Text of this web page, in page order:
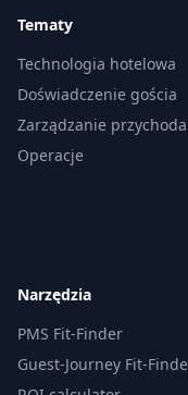
Tematy
Technologia hotelowa
Doświadczenie gościa
Zarządzanie
Operacje
Narzędzia
PMS Fit-Finder
Guest-Journey Fit-